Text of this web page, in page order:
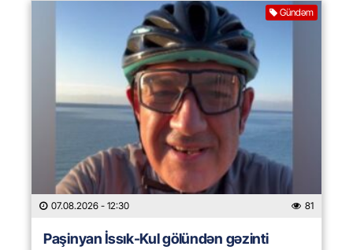
Gündəm
07.08.2026 - 12:30 81
Paşinyan İssık-Kul gölündən gəzinti